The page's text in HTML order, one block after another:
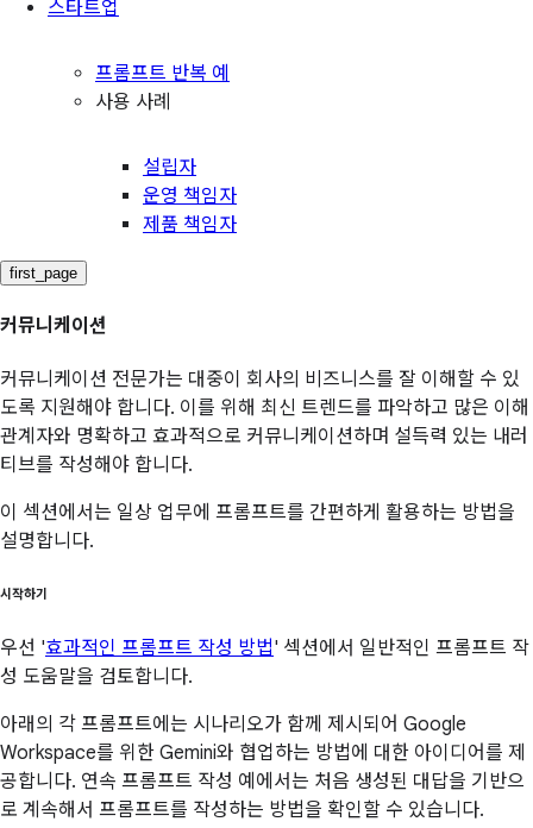
스타트업
프롬프트 반복 예
사용 사례
설립자
운영 책임자
제품 책임자
first_page
커뮤니케이션
커뮤니케이션 전문가는 대중이 회사의 비즈니스를 잘 이해할 수 있
도록 지원해야 합니다. 이를 위해 최신 트렌드를 파악하고 많은 이해
관계자와 명확하고 효과적으로 커뮤니케이션하며 설득력 있는 내러
티브를 작성해야 합니다.
이 섹션에서는 일상 업무에 프롬프트를 간편하게 활용하는 방법을
설명합니다.
시작하기
우선 '효과적인 프롬프트 작성 방법' 섹션에서 일반적인 프롬프트 작
성 도움말을 검토합니다.
아래의 각 프롬프트에는 시나리오가 함께 제시되어 Google
Workspace를 위한 Gemini와 협업하는 방법에 대한 아이디어를 제
공합니다. 연속 프롬프트 작성 예에서는 처음 생성된 대답을 기반으
로 계속해서 프롬프트를 작성하는 방법을 확인할 수 있습니다.